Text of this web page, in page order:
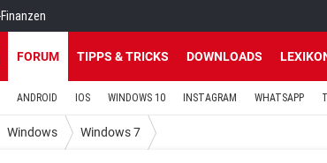
FORUM TIPPS & TRICKS DOWNLOADS
ANDROID IOS WINDOWS 10 INSTAGRAM WHATSAPP
Windows Windows 7